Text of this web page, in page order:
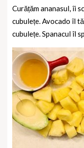
Curățăm ananasul, îi
cubulețe. Avocado îl
cubulețe. Spanacul îl